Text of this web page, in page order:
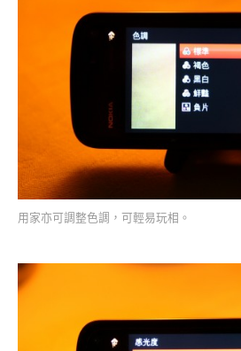
用家亦可調整色調，可輕易玩相。